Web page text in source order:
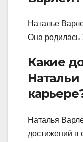
Наталье
Она родилась
Какие
Наталья
достижений в